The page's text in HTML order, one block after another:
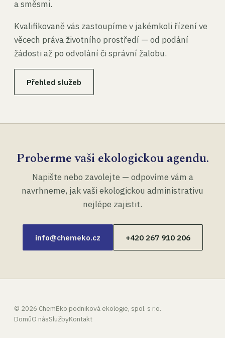
a směsmi.
Kvalifikovaně vás zastoupíme v jakémkoli řízení ve
věcech práva životního prostředí — od podání
žádosti až po odvolání či správní žalobu.
Přehled služeb
Proberme vaši ekologickou agendu.
Napište nebo zavolejte — odpovíme vám a
navrhneme, jak vaši ekologickou administrativu
nejlépe zajistit.
info@chemeko.cz +420 267 910 206
© 2026 ChemEko podniková ekologie, spol. s r.o.
DomůO násSlužbyKontakt